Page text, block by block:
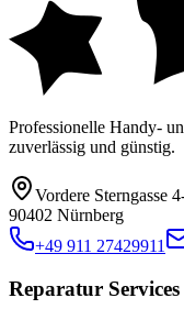
Professionelle Handy-
zuverlässig und günstig.
Vordere Sterngasse
90402 Nürnberg
+49 911 27429911
Reparatur Services